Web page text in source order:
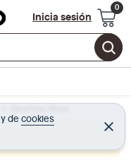
Inicia sesión
yde cookies C
e
r
Zapatillas Mujer